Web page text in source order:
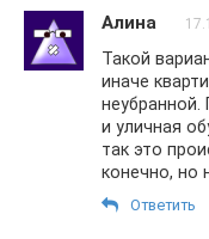
Алина
Такой
иначе
неубранной.
и уличная
так это
конечно, но
Ответить